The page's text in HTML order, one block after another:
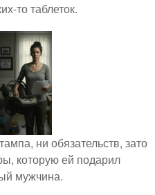
то таблеток.
ни обязательств, зато
которую ей подарил
мужчина.